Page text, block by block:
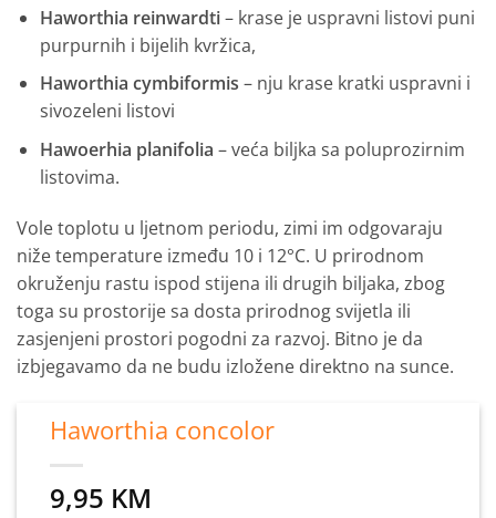
Haworthia reinwardti– krase je uspravni listovi puni
purpurnih i bijelih kvržica,
Haworthia cymbiformis – nju krase kratki uspravni i
sivozeleni listovi
Hawoerhia planifolia – veća biljka sa poluprozirnim
listovima.
Vole toplotu u ljetnom periodu, zimi im odgovaraju
niže temperature između 10 i 12°C. U prirodnom
okruženju rastu ispod stijena ili drugih biljaka, zbog
toga su prostorije sa dosta prirodnog svijetla ili
zasjenjeni prostori pogodni za razvoj. Bitno je da
izbjegavamo da ne budu izložene direktno na sunce.
Haworthia concolor
9,95 KM